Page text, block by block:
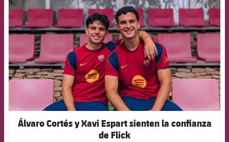
Álvaro Cortés y Xavi Espart sienten la confianza
de Flick